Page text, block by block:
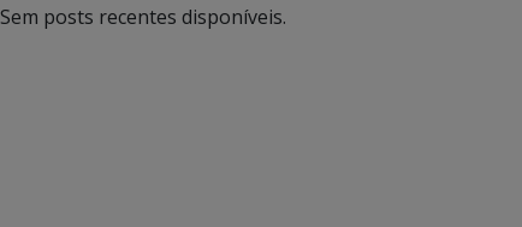
Sem posts recentes disponíveis.